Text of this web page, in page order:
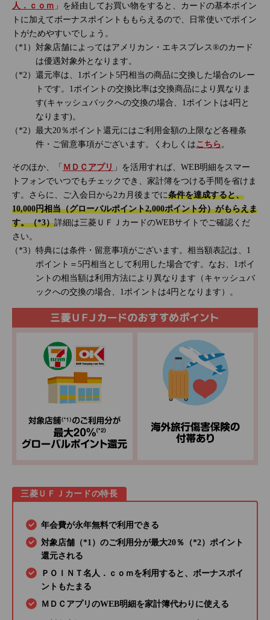
人．ｃｏｍ 」を経由してお買い物をすると、カードの基本ポイン
トに加えてボーナスポイントももらえるので、日常使いでポイン
トがためやすいでしょう。
対象店舗によってはアメリカン・エキスプレス®のカード
は優遇対象外となります。
還元率は、1ポイント5円相当の商品に交換した場合のレー
トです。1ポイントの交換比率は交換商品により異なりま
す(キャッシュバックへの交換の場合、1ポイントは4円と
なります)。
最大20％ポイント還元にはご利用金額の上限など各種条
件・ご留意事項がございます。くわしくはこちら 。
そのほか、「 ＭＤＣアプリ 」を活用すれば、WEB明細をスマー
トフォンでいつでもチェックでき、家計簿をつける手間を省けま
す。さらに、ご入会日から2カ月後までに条件を達成すると、
10,000円相当（グローバルポイント2,000ポイント分）がもらえま
す。（*3）詳細は三菱ＵＦＪカードのWEBサイトでご確認くだ
さい。
特典には条件・留意事項がございます。相当額表記は、1
ポイント＝5円相当として利用した場合です。なお、1ポイ
ントの相当額は利用方法により異なります（キャッシュバ
ックへの交換の場合、1ポイントは4円となります）。
三菱ＵＦＪカードの特長
年会費が永年無料で利用できる
対象店舗（*1）のご利用分が最大20％（*2）ポイント
還元される
ＰＯＩＮＴ名人．ｃｏｍを利用すると、ボーナスポイ
ントもたまる
ＭＤＣアプリのWEB明細を家計簿代わりに使える